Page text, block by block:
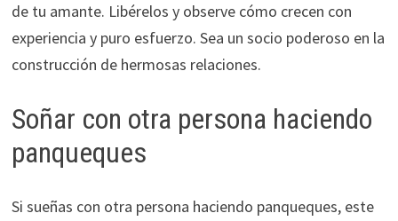
de tu amante. Libérelos y observe cómo crecen con
experiencia y puro esfuerzo. Sea un socio poderoso en la
construcción de hermosas relaciones.
Soñar con otra persona haciendo
panqueques
Si sueñas con otra persona haciendo panqueques, este